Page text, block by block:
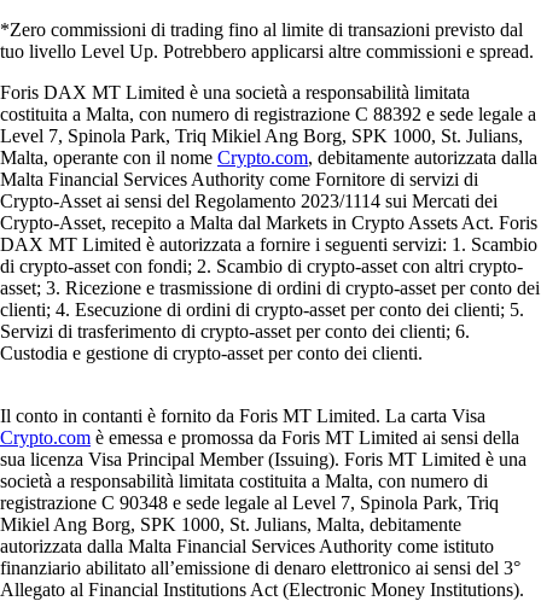
*Zero commissioni di trading fino al limite di transazioni previsto dal
tuo livello Level Up. Potrebbero applicarsi altre commissioni e spread.
Foris DAX MT Limited è una società a responsabilità limitata
costituita a Malta, con numero di registrazione C 88392 e sede legale a
Level 7, Spinola Park, Triq Mikiel Ang Borg, SPK 1000, St. Julians,
Malta, operante con il nome Crypto.com, debitamente autorizzata dalla
Malta Financial Services Authority come Fornitore di servizi di
Crypto-Asset ai sensi del Regolamento 2023/1114 sui Mercati dei
Crypto-Asset, recepito a Malta dal Markets in Crypto Assets Act. Foris
DAX MT Limited è autorizzata a fornire i seguenti servizi: 1. Scambio
di crypto-asset con fondi; 2. Scambio di crypto-asset con altri crypto-
asset; 3. Ricezione e trasmissione di ordini di crypto-asset per conto dei
clienti; 4. Esecuzione di ordini di crypto-asset per conto dei clienti; 5.
Servizi di trasferimento di crypto-asset per conto dei clienti; 6.
Custodia e gestione di crypto-asset per conto dei clienti.
Il conto in contanti è fornito da Foris MT Limited. La carta Visa
Crypto.com è emessa e promossa da Foris MT Limited ai sensi della
sua licenza Visa Principal Member (Issuing). Foris MT Limited è una
società a responsabilità limitata costituita a Malta, con numero di
registrazione C 90348 e sede legale al Level 7, Spinola Park, Triq
Mikiel Ang Borg, SPK 1000, St. Julians, Malta, debitamente
autorizzata dalla Malta Financial Services Authority come istituto
finanziario abilitato all’emissione di denaro elettronico ai sensi del 3°
Allegato al Financial Institutions Act (Electronic Money Institutions).